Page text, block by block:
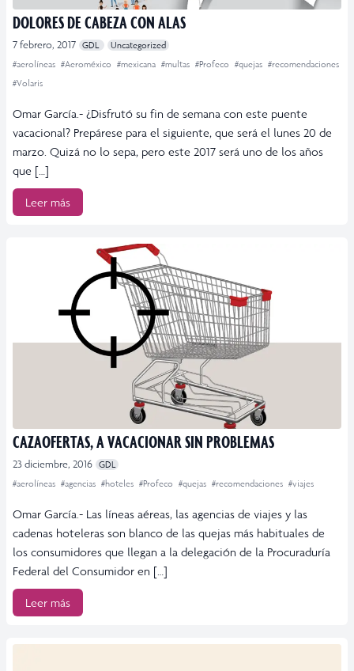
DOLORES DE CABEZA CON ALAS
7 febrero, 2017 GDL
Uncategorized
#aerolíneas #Aeroméxico #mexicana #multas #Profeco #quejas #recomendaciones
#Volaris
Omar García.- ¿Disfrutó su fin de semana con este puente
vacacional? Prepárese para el siguiente, que será el lunes 20 de
marzo. Quizá no lo sepa, pero este 2017 será uno de los años
que […]
Leer más
CAZAOFERTAS, A VACACIONAR SIN PROBLEMAS
23 diciembre, 2016 GDL
#aerolíneas #agencias #hoteles #Profeco #quejas #recomendaciones #viajes
Omar García.- Las líneas aéreas, las agencias de viajes y las
cadenas hoteleras son blanco de las quejas más habituales de
los consumidores que llegan a la delegación de la Procuraduría
Federal del Consumidor en […]
Leer más